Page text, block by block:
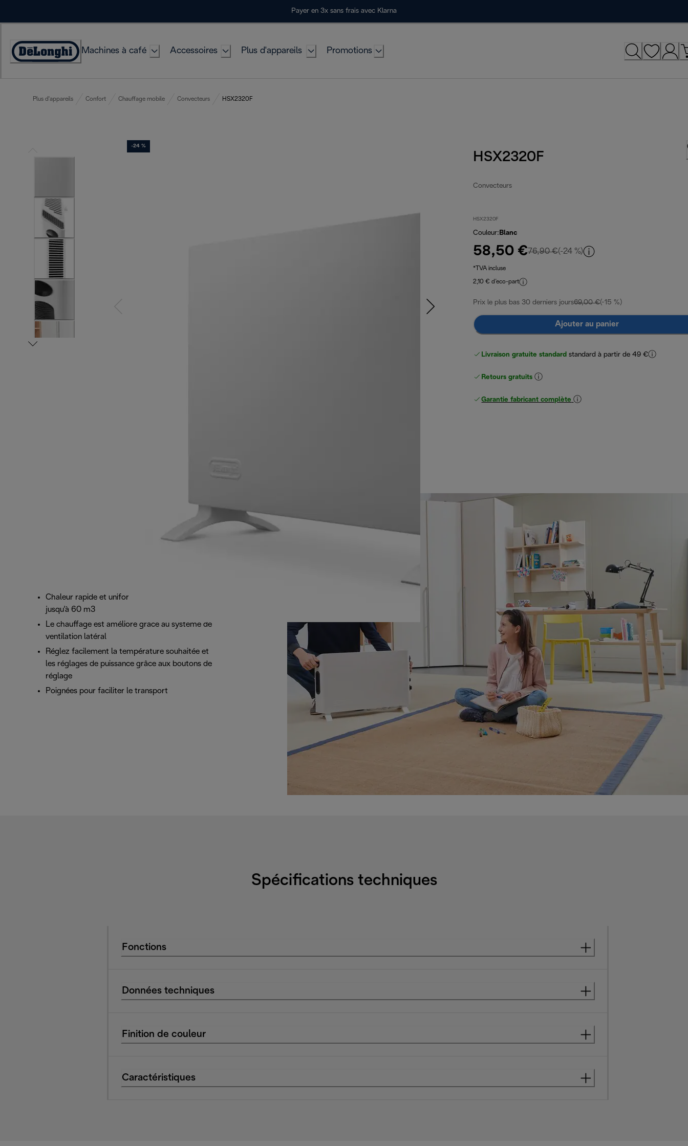
Payer en 3x sans frais avec Klarna
Déclaration
Machines à café Accessoires Plus d'appareils Promotions
Plus d'appareils Confort Chauffage mobile Convecteurs HSX2320F
-24 %
HSX2320F
Convecteurs
HSX2320F
Couleur: Blanc
58,50 €76,90 €prix original 76,90 €
(-24 %)
*TVA incluse
2,10 € d’eco-part
Prix le plus bas 30 derniers jours69,00 €(-15 %)
Ajouter au panier
Livraison gratuite standard standard à partir de 49 €
Retours gratuits
Garantie fabricant complète
Chaleur rapide et uniforme pour les pièces
jusqu'à 60 m3
Le chauffage est amélioré grâce au système de
ventilation latéral
Réglez facilement la température souhaitée et
les réglages de puissance grâce aux boutons de
réglage
Poignées pour faciliter le transport
Spécifications techniques
Fonctions
Données techniques
Finition de couleur
Caractéristiques